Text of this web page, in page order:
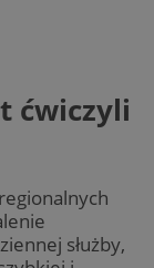
ćwiczyli
służby,